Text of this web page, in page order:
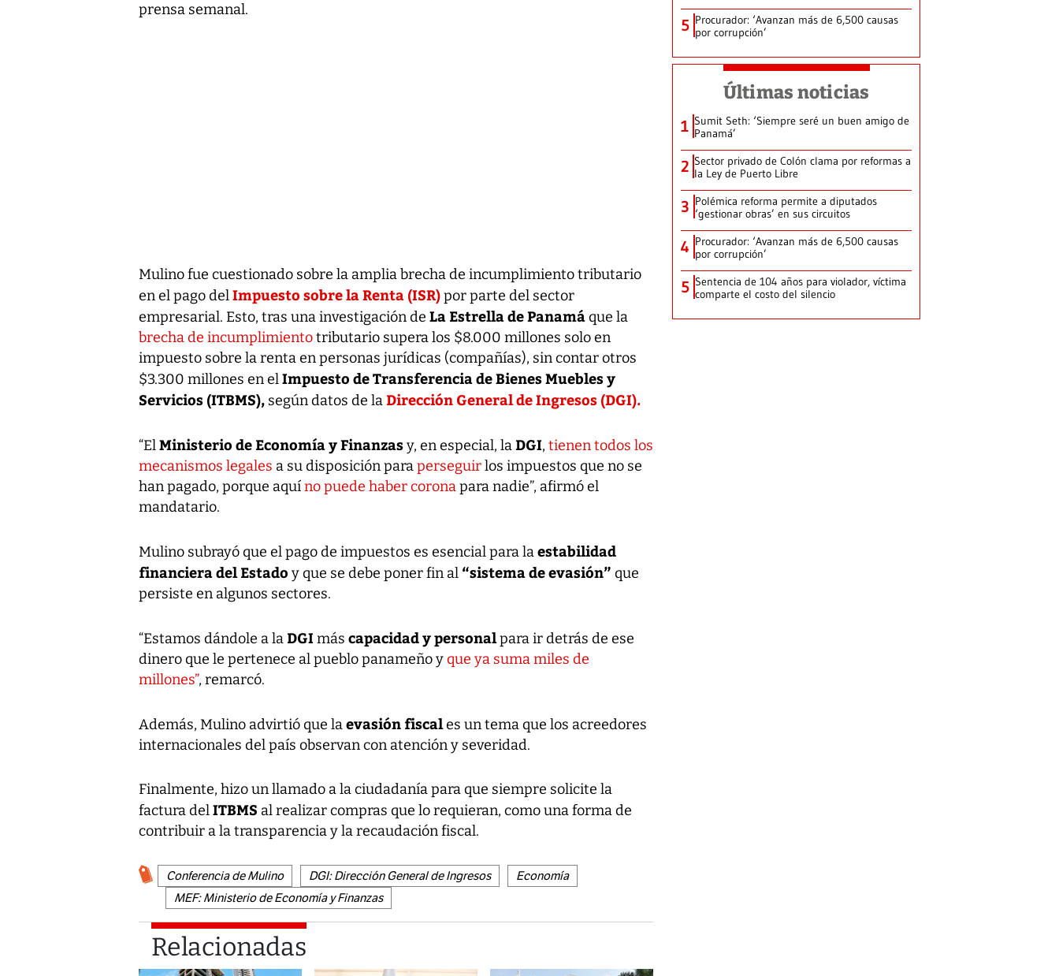
prensa semanal.
Mulino fue cuestionado sobre la amplia brecha de incumplimiento tributario
en el pago delImpuesto sobre la Renta (ISR)por parte del sector
empresarial. Esto, tras una investigación de La Estrella de Panamáque la
brecha de incumplimientotributario supera los $8.000 millones solo en
impuesto sobre la renta en personas jurídicas (compañías), sin contar otros
$3.300 millones en elImpuesto de Transferencia de Bienes Muebles y
Servicios (ITBMS), según datos de la Dirección General de Ingresos (DGI).
“ElMinisterio de Economía y Finanzasy, en especial, la DGI, tienen todos los
mecanismos legales a su disposición paraperseguirlos impuestos que no se
han pagado, porque aquíno puede haber coronapara nadie”, afirmó el
mandatario.
Mulino subrayó que el pago de impuestos es esencial para laestabilidad
financiera del Estado y que se debe poner fin al “sistema de evasión” que
persiste en algunos sectores.
“Estamos dándole a la DGImás capacidad y personalpara ir detrás de ese
dinero que le pertenece al pueblo panameño yque ya suma miles de
millones”, remarcó.
Además, Mulino advirtió que laevasión fiscales un tema que los acreedores
internacionales del país observan con atención y severidad.
Finalmente, hizo un llamado a la ciudadanía para que siempre solicite la
factura delITBMS al realizar compras que lo requieran, como una forma de
contribuir a la transparencia y la recaudación fiscal.
Conferencia de Mulino DGI: Dirección General de Ingresos
Economía
MEF: Ministerio de Economía y Finanzas
Relacionadas
5 Procurador: ‘Avanzan más de 6,500 causas
por corrupción’
Últimas noticias
1 Sumit Seth: ‘Siempre seré un buen amigo de
Panamá’
2 Sector privado de Colón clama por reformas a
la Ley de Puerto Libre
3 Polémica reforma permite a diputados
‘gestionar obras’ en sus circuitos
4 Procurador: ‘Avanzan más de 6,500 causas
por corrupción’
5 Sentencia de 104 años para violador, víctima
comparte el costo del silencio